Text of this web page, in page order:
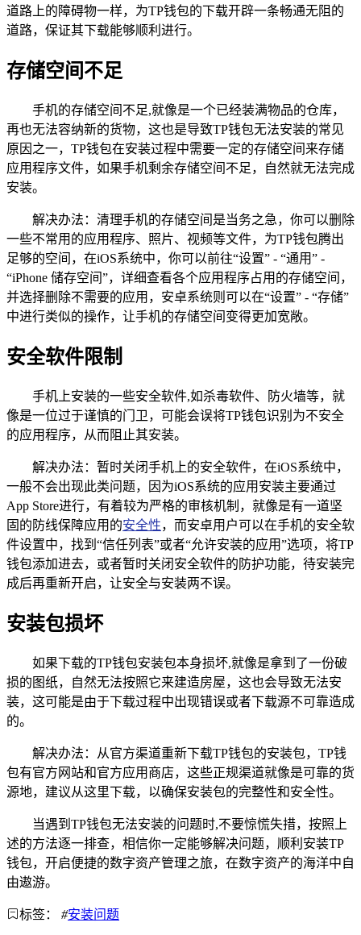
道路上的障碍物一样，为TP钱包的下载开辟一条畅通无阻的
道路，保证其下载能够顺利进行。
存储空间不足
手机的存储空间不足,就像是一个已经装满物品的仓库，
再也无法容纳新的货物，这也是导致TP钱包无法安装的常见
原因之一，TP钱包在安装过程中需要一定的存储空间来存储
应用程序文件，如果手机剩余存储空间不足，自然就无法完成
安装。
解决办法：清理手机的存储空间是当务之急，你可以删除
一些不常用的应用程序、照片、视频等文件，为TP钱包腾出
足够的空间，在iOS系统中，你可以前往“设置” - “通用” -
“iPhone 储存空间”，详细查看各个应用程序占用的存储空间，
并选择删除不需要的应用，安卓系统则可以在“设置” - “存储”
中进行类似的操作，让手机的存储空间变得更加宽敞。
安全软件限制
手机上安装的一些安全软件,如杀毒软件、防火墙等，就
像是一位过于谨慎的门卫，可能会误将TP钱包识别为不安全
的应用程序，从而阻止其安装。
解决办法：暂时关闭手机上的安全软件，在iOS系统中，
一般不会出现此类问题，因为iOS系统的应用安装主要通过
App Store进行，有着较为严格的审核机制，就像是有一道坚
固的防线保障应用的安全性，而安卓用户可以在手机的安全软
件设置中，找到“信任列表”或者“允许安装的应用”选项，将TP
钱包添加进去，或者暂时关闭安全软件的防护功能，待安装完
成后再重新开启，让安全与安装两不误。
安装包损坏
如果下载的TP钱包安装包本身损坏,就像是拿到了一份破
损的图纸，自然无法按照它来建造房屋，这也会导致无法安
装，这可能是由于下载过程中出现错误或者下载源不可靠造成
的。
解决办法：从官方渠道重新下载TP钱包的安装包，TP钱
包有官方网站和官方应用商店，这些正规渠道就像是可靠的货
源地，建议从这里下载，以确保安装包的完整性和安全性。
当遇到TP钱包无法安装的问题时,不要惊慌失措，按照上
述的方法逐一排查，相信你一定能够解决问题，顺利安装TP
钱包，开启便捷的数字资产管理之旅，在数字资产的海洋中自
由遨游。
标签： #安装问题